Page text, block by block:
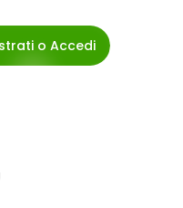
o Accedi